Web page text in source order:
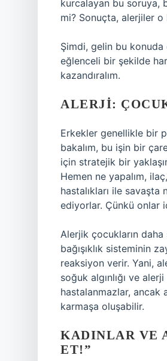
kurcalayan bu soruya,
mi? Sonuçta, alerjiler
Şimdi, gelin bu konuda
eğlenceli bir şekilde
kazandıralım.
ALERJI:
Erkekler genellikle bir
bakalım, bu işin bir
için stratejik bir
Hemen ne yapalım,
hastalıkları ile
ediyorlar. Çünkü onlar
Alerjik çocukların daha
bağışıklık sisteminin
reaksiyon verir. Yani,
soğuk algınlığı ve
hastalanmazlar, ancak
karmaşa oluşabilir.
KADINLAR VE
ET!”